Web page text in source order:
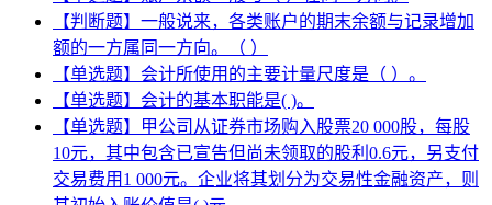
【判断题】一般说来，各类账户的期末余额与记录增加
额的一方属同一方向。（ ）
【单选题】会计所使用的主要计量尺度是（ ）。
【单选题】会计的基本职能是( )。
【单选题】甲公司从证券市场购入股票20 000股，每股
10元，其中包含已宣告但尚未领取的股利0.6元，另支付
交易费用1 000元。企业将其划分为交易性金融资产，则